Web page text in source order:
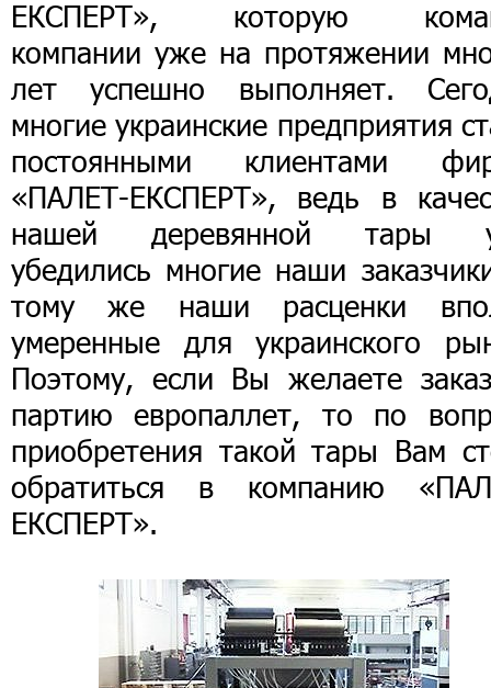
ЕКСПЕРТ», которую
компании уже на протяжении
лет успешно выполняет.
многие украинские предприятия
постоянными клиентами
«ПАЛЕТ-ЕКСПЕРТ», ведь в
нашей деревянной тары
убедились многие наши
тому же наши расценки
умеренные для украинского
Поэтому, если Вы желаете
партию европаллет, то по
приобретения такой тары Вам
обратиться в компанию
ЕКСПЕРТ».